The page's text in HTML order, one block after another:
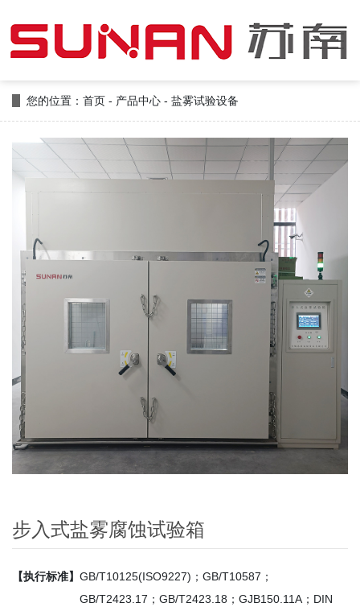
页
产
品
合
您的位置： 首页 - 产品中心 - 盐雾试验设备
步入式盐雾腐蚀试验箱
【执行标准】 GB/T10125(ISO9227)；GB/T10587；
GB/T2423.17；GB/T2423.18；GJB150.11A；DIN